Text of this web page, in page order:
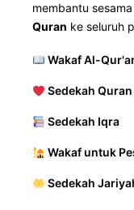
membantu
Quran ke seluruh
Wakaf Al-
Sedekah
Sedekah Iqra
Wakaf untuk
Sedekah